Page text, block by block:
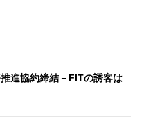
進協約締結－FITの誘客は